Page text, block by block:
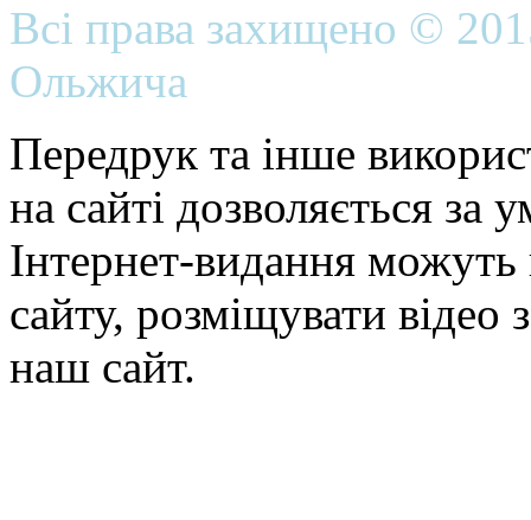
Всі права захищено ©
Ольжича
Передрук та інше
на сайті дозволяється
Інтернет-видання можуть
сайту, розміщувати відео
наш сайт.